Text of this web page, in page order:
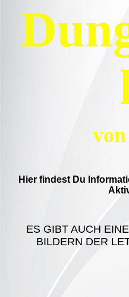
Hier findest Du
ES GIBT AUCH
BILDERN DER